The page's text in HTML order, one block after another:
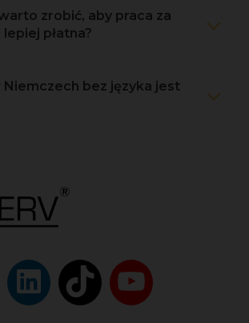
zrobić, aby praca za
lepiej płatna?
Niemczech bez języka jest